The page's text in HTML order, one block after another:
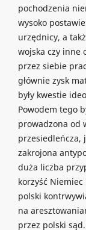
pochodzenia
wysoko
urzędnicy, a
wojska czy inne
przez siebie
głównie zysk
były kwestie
Powodem tego
prowadzona od
przesiedleńcza,
zakrojona
duża liczba
korzyść Niemiec
polski
na
przez polski